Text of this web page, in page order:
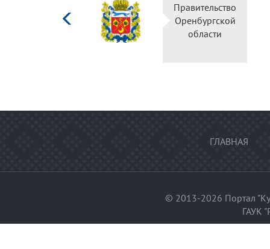
Правительство
Оренбургской
области
ГЛАВНАЯ
© 2013-2026 Портал
ГАУК